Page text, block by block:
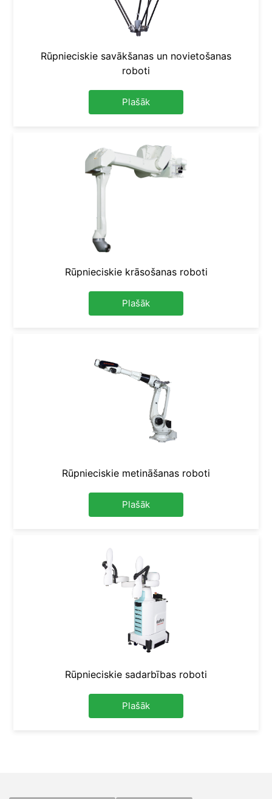
Rūpnieciskie savākšanas un novietošanas
roboti
Plašāk
Rūpnieciskie krāsošanas roboti
Plašāk
Rūpnieciskie metināšanas roboti
Plašāk
Rūpnieciskie sadarbības roboti
Plašāk